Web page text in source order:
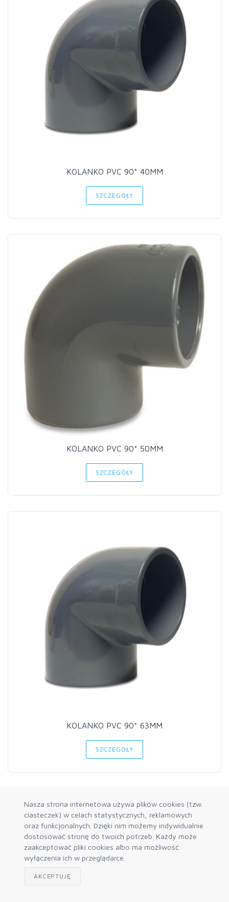
Nasza strona internetowa używa plików cookies (tzw.
ciasteczek) w celach statystycznych, reklamowych
oraz funkcjonalnych. Dzięki nim możemy indywidualnie
dostosować stronę do twoich potrzeb. Każdy może
zaakceptować pliki cookies albo ma możliwość
wyłączenia ich w przeglądarce.
AKCEPTUJĘ
KOLANKO PVC 90* 40MM
SZCZEGÓŁY
KOLANKO PVC 90* 50MM
SZCZEGÓŁY
KOLANKO PVC 90* 63MM
SZCZEGÓŁY